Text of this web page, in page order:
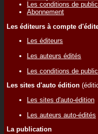
Les conditions de
Abonnement
Les éditeurs à compte
Les éditeurs
Les auteurs édités
Les conditions de
Les sites d'auto édition
Les sites d'auto-édition
Les auteurs auto-édités
La publication